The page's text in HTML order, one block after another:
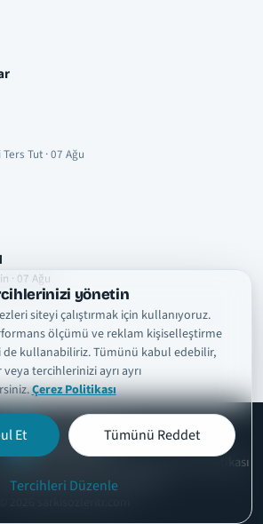
yönetin
siteyi çalıştırmak için kullanıyoruz.
ölçümü ve reklam kişiselleştirme
kullanabiliriz. Tümünü kabul edebilir,
tercihlerinizi ayrı ayrı
Çerez Politikası
Et Tümünü Reddet
Tercihleri Düzenle
Tut · 07 Ağu
· 07 Ağu
şarkısözleritr
Kaldırma Kullanım ŞartlarıGizlilik Politikası
PolitikasıİletişimÇerez Ayarları